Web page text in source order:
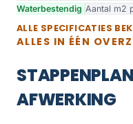
Waterbestendig Aantal m2
ALLE SPECIFICATIES
ALLES IN ÉÉN
AFWERKING